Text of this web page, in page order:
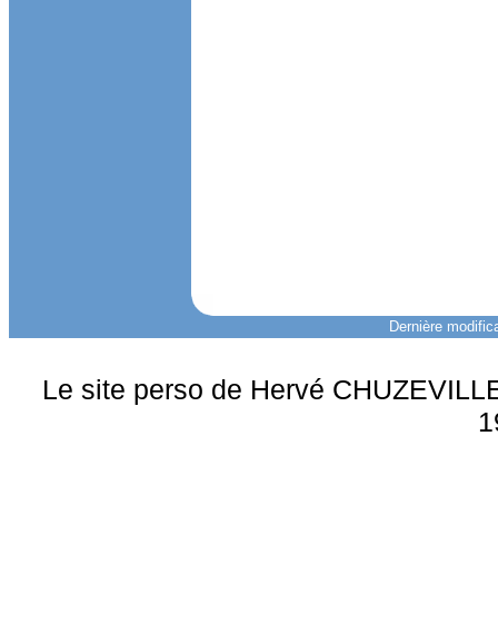
Dernière
Le site perso de Hervé